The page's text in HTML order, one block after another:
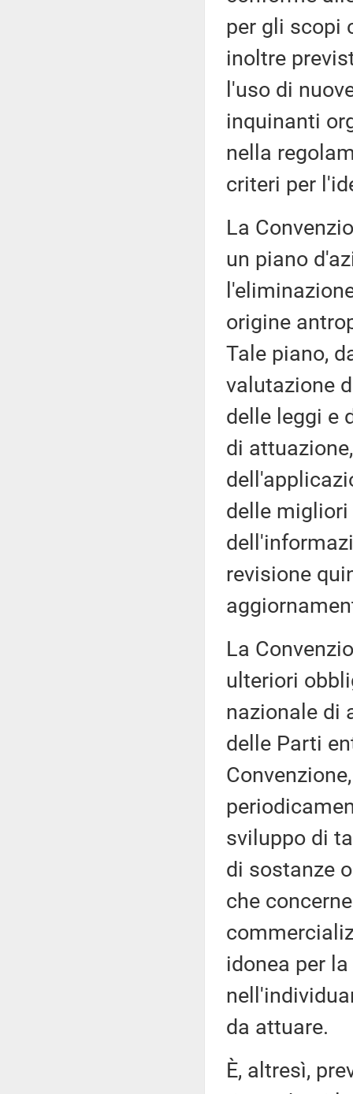
per gli scopi
inoltre
l'uso di
inquinanti
nella
criteri per
La
un piano
origine
Tale piano,
valutazione
delle leggi e
di
delle
revisione
La
ulteriori
nazionale di
delle Parti
sviluppo di
di sostanze
che
idonea per
da attuare.
È, altresì,